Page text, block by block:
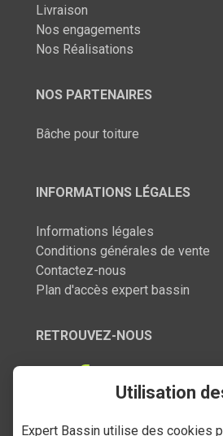
Livraison
Nos engagements
Nos Réalisations
NOS PARTENAIRES
Bâche pour toiture
INFORMATIONS LÉGALES
Informations légales
Conditions générales de vente
Contactez-nous
Plan d'accès expert bassin
RETROUVEZ-NOUS
Utilisation
Expert Bassin utilise des cookies